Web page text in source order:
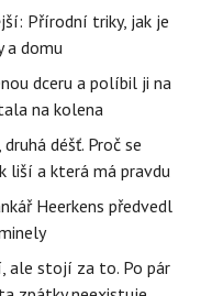
Přírodní triky, jak je
a domu
dceru a políbil ji na
na kolena
déšť. Proč se
liší a která má pravdu
Heerkens předvedl
ale stojí za to. Po pár